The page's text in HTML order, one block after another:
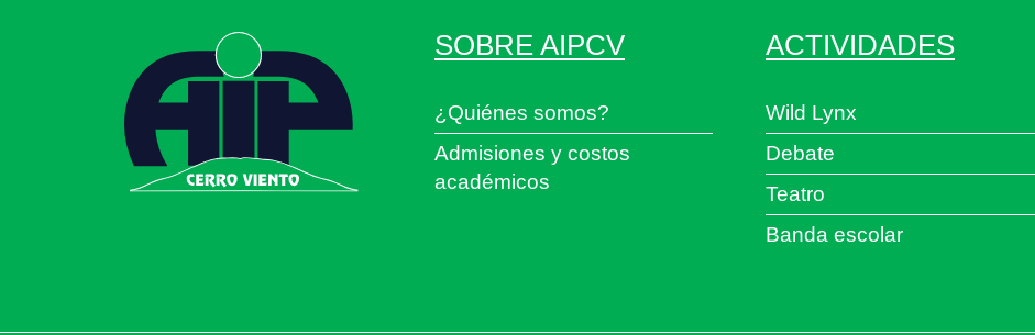
SOBRE AIPCV
¿Quiénes somos?
Admisiones y costos
académicos
ACTIVIDADES
Wild Lynx
Debate
Teatro
Banda escolar